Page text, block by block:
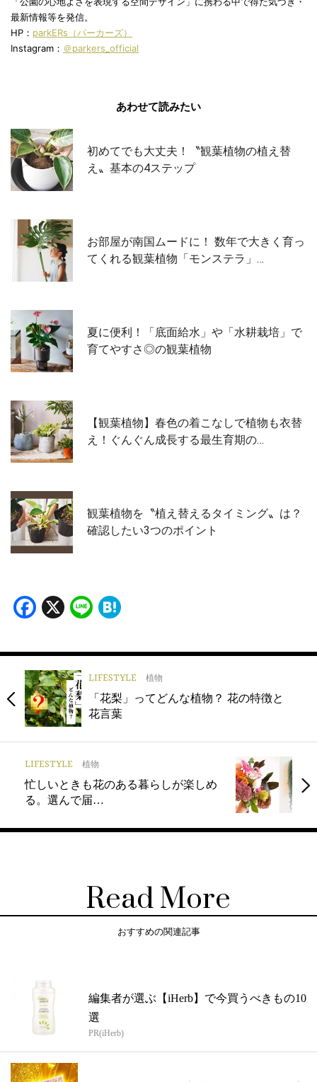
最新情報等を発信。
HP： parkERs（パーカーズ）
Instagram： ＠parkers_official
あわせて読みたい
初めてでも大丈夫！〝観葉植物の植え替
え〟基本の4ステップ
お部屋が南国ムードに！ 数年で大きく育っ
てくれる観葉植物「モンステラ」…
夏に便利！「底面給水」や「水耕栽培」で
育てやすさ◎の観葉植物
【観葉植物】春色の着こなしで植物も衣替
え！ぐんぐん成長する最生育期の…
観葉植物を〝植え替えるタイミング〟は？
確認したい3つのポイント
Facebook
X Line
LIFESTYLE 植物
「花梨」ってどんな植物？ 花の特徴と
花言葉
LIFESTYLE 植物
忙しいときも花のある暮らしが楽しめ
る。選んで届…
Read More
おすすめの関連記事
編集者が選ぶ【iHerb】で今買うべきもの10
選
PR(iHerb)